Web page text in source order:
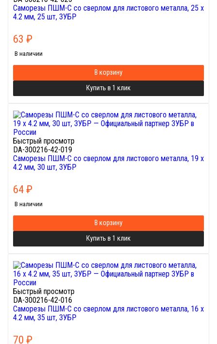
Саморезы ПШМ-С со сверлом для листового металла, 25 х
4.2 мм, 25 шт, ЗУБР
63 ₽
В наличии
В корзину
Купить в 1 клик
Быстрый просмотр
DA-300216-42-019
Саморезы ПШМ-С со сверлом для листового металла, 19 х
4.2 мм, 30 шт, ЗУБР
64₽
В наличии
В корзину
Купить в 1 клик
Быстрый просмотр
DA-300216-42-016
Саморезы ПШМ-С со сверлом для листового металла, 16 х
4.2 мм, 35 шт, ЗУБР
70 ₽